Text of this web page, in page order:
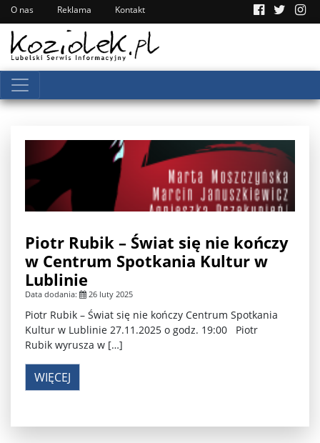
O nas Reklama Kontakt
Piotr Rubik – Świat się nie kończy
w Centrum Spotkania Kultur w
Lublinie
Data dodania: 26 luty 2025
Piotr Rubik – Świat się nie kończy Centrum Spotkania
Kultur w Lublinie 27.11.2025 o godz. 19:00 Piotr
Rubik wyrusza w […]
WIĘCEJ